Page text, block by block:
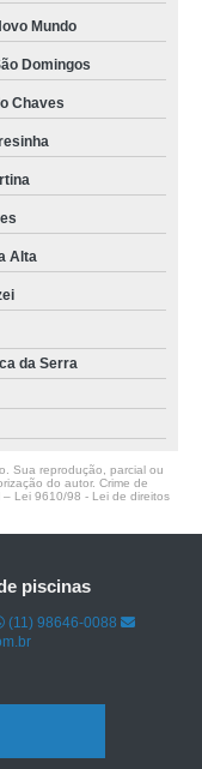
Mundo
Domingos
Chaves
Alta
da Serra
Sua reprodução, parcial ou
do autor. Crime de
– Lei 9610/98 - Lei de direitos
piscinas
(11) 98646-0088